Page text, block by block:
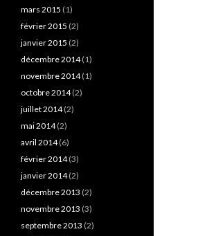
mars 2015 (1)
février 2015 (2)
janvier 2015 (2)
décembre 2014(1)
novembre 2014(1)
octobre 2014(2)
juillet 2014(2)
mai 2014(2)
avril 2014(6)
février 2014(3)
janvier 2014(2)
décembre 2013 (2)
novembre 2013 (3)
septembre 2013 (2)